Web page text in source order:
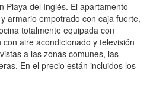
Playa del Inglés. El apartamento
armario empotrado con caja fuerte,
totalmente equipada con
aire acondicionado y televisión
a las zonas comunes, las
En el precio están incluidos los